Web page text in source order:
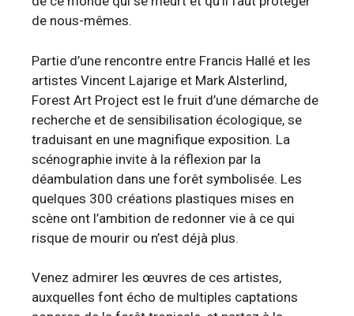
de nous-mêmes.
Partie d’une rencontre entre Francis Hallé et les
artistes Vincent Lajarige et Mark Alsterlind,
Forest Art Project est le fruit d’une démarche de
recherche et de sensibilisation écologique, se
traduisant en une magnifique exposition. La
scénographie invite à la réflexion par la
déambulation dans une forêt symbolisée. Les
quelques 300 créations plastiques mises en
scène ont l’ambition de redonner vie à ce qui
risque de mourir ou n’est déjà plus.
Venez admirer les œuvres de ces artistes,
auxquelles font écho de multiples captations